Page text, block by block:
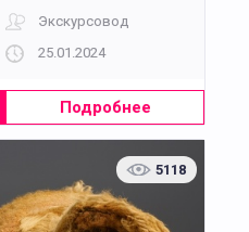
Экскурсовод
25.01.2024
Подробнее
5118